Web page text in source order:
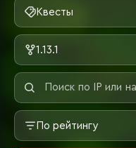
Квесты
1.13.1
По рейтингу